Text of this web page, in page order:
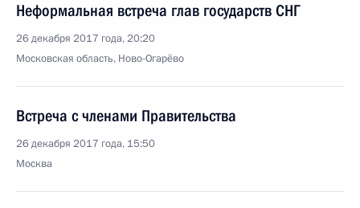
Неформальная встреча глав государств СНГ
26 декабря 2017 года, 20:20
Московская область, Ново-Огарёво
Встреча с членами Правительства
26 декабря 2017 года, 15:50
Москва